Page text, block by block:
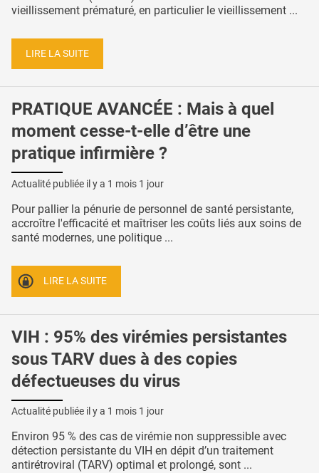
vieillissement prématuré, en particulier le vieillissement ...
LIRE LA SUITE
PRATIQUE AVANCÉE : Mais à quel
moment cesse-t-elle d’être une
pratique infirmière ?
Actualité publiée il y a 1 mois 1 jour
Pour pallier la pénurie de personnel de santé persistante,
accroître l'efficacité et maîtriser les coûts liés aux soins de
santé modernes, une politique ...
LIRE LA SUITE
VIH : 95% des virémies persistantes
sous TARV dues à des copies
défectueuses du virus
Actualité publiée il y a 1 mois 1 jour
Environ 95 % des cas de virémie non suppressible avec
détection persistante du VIH en dépit d’un traitement
antirétroviral (TARV) optimal et prolongé, sont ...